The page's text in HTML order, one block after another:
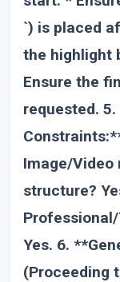
`) is placed
the highlight
Ensure the
requested.
Image/Video
structure?
Yes. 6.
(Proceeding